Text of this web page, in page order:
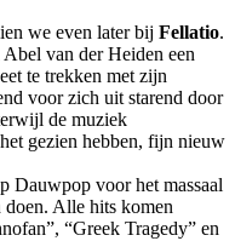
we even later bij Fellatio.
van der Heiden een
te trekken met zijn
voor zich uit starend door
de muziek
gezien hebben, fijn nieuw
Dauwpop voor het massaal
Alle hits komen
“Greek Tragedy” en